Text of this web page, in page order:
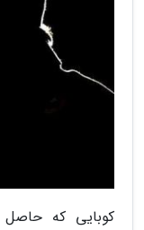
کوبایی که حاصل